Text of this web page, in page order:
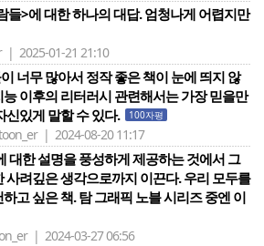
들>에 대한 하나의 대답. 엄청나게 어렵지만
| 2025-01-21 21:10
너무 많아서 정작 좋은 책이 눈에 띄지 않
이후의 리터러시 관련해서는 가장 믿을만
신있게 말할 수 있다.
100자평
| 2024-08-20 11:17
대한 설명을 풍성하게 제공하는 것에서 그
사려깊은 생각으로까지 이끈다. 우리 모두를
고 싶은 책. 탐 그래픽 노블 시리즈 중엔 이
| 2024-03-27 06:56